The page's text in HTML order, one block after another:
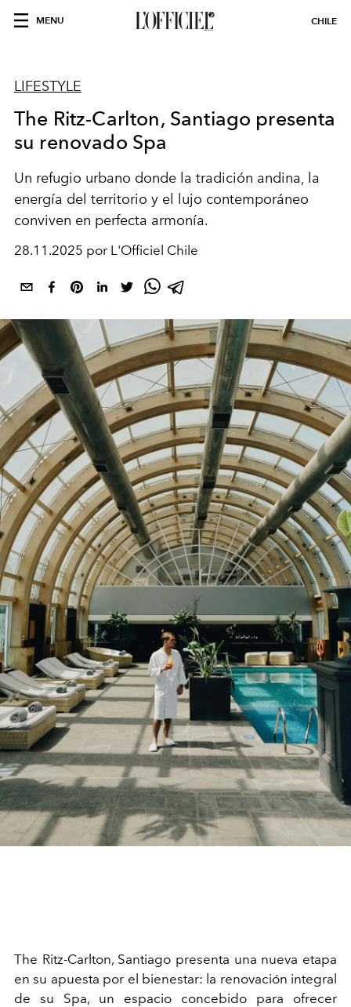
MENU CHILE
LIFESTYLE
The Ritz-Carlton, Santiago presenta
su renovado Spa
Un refugio urbano donde la tradición andina, la
energía del territorio y el lujo contemporáneo
conviven en perfecta armonía.
28.11.2025 por L'Officiel Chile
The Ritz-Carlton, Santiago presenta una nueva etapa
en su apuesta por el bienestar: la renovación integral
de su Spa, un espacio concebido para ofrecer